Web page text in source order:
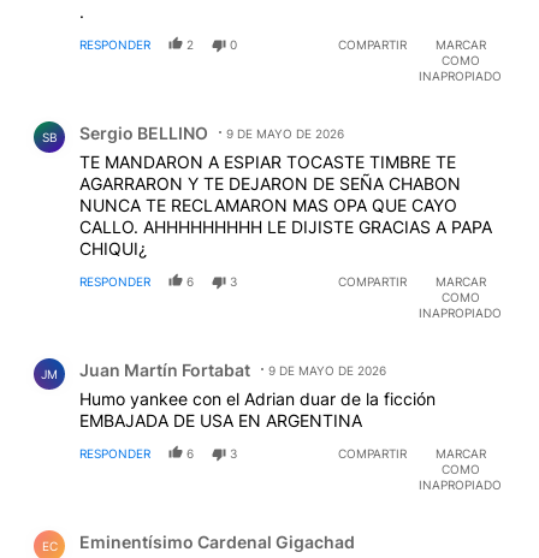
.
RESPONDER 2 0 COMPARTIR
MARCAR
COMO
INAPROPIADO
SB Sergio BELLINO 9 DE MAYO DE 2026
TE MANDARON A ESPIAR TOCASTE TIMBRE TE
AGARRARON Y TE DEJARON DE SEÑA CHABON
NUNCA TE RECLAMARON MAS OPA QUE CAYO
CALLO. AHHHHHHHHH LE DIJISTE GRACIAS A PAPA
CHIQUI¿
RESPONDER 6 3 COMPARTIR
MARCAR
COMO
INAPROPIADO
JM Juan Martín Fortabat 9 DE MAYO DE 2026
Humo yankee con el Adrian duar de la ficción
EMBAJADA DE USA EN ARGENTINA
RESPONDER 6 3 COMPARTIR
MARCAR
COMO
INAPROPIADO
EC Eminentísimo Cardenal Gigachad